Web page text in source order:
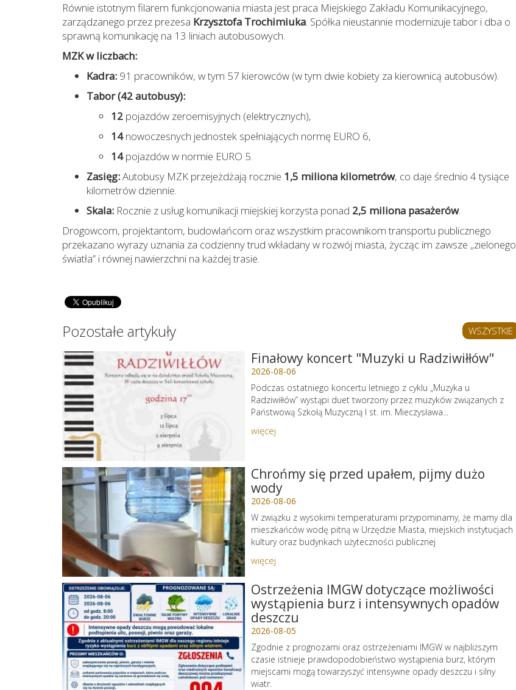
Równie istotnym filarem funkcjonowania miasta jest praca Miejskiego Zakładu Komunikacyjnego,
zarządzanego przez prezesa Krzysztofa Trochimiuka. Spółka nieustannie modernizuje tabor i dba o
sprawną komunikację na 13 liniach autobusowych.
MZK w liczbach:
Kadra: 91 pracowników, w tym 57 kierowców (w tym dwie kobiety za kierownicą autobusów).
Tabor (42 autobusy):
12 pojazdów zeroemisyjnych (elektrycznych),
14nowoczesnych jednostek spełniających normę EURO 6,
14pojazdów w normie EURO 5.
Zasięg:Autobusy MZK przejeżdżają rocznie 1,5 miliona kilometrów, co daje średnio 4 tysiące
kilometrów dziennie.
Skala: Rocznie z usług komunikacji miejskiej korzysta ponad 2,5 miliona pasażerów.
Drogowcom, projektantom, budowlańcom oraz wszystkim pracownikom transportu publicznego
przekazano wyrazy uznania za codzienny trud wkładany w rozwój miasta, życząc im zawsze „zielonego
światła” i równej nawierzchni na każdej trasie.
Pozostałe artykuły WSZYSTKIE
Finałowy koncert "Muzyki u Radziwiłłów"
2026-08-06
Podczas ostatniego koncertu letniego z cyklu „Muzyka u
Radziwiłłów” wystąpi duet tworzony przez muzyków związanych z
Państwową Szkołą Muzyczną I st. im. Mieczysława...
więcej
Chrońmy się przed upałem, pijmy dużo
wody
2026-08-06
W związku z wysokimi temperaturami przypominamy, że mamy dla
mieszkańców wodę pitną w Urzędzie Miasta, miejskich instytucjach
kultury oraz budynkach użyteczności publicznej
więcej
Ostrzeżenia IMGW dotyczące możliwości
wystąpienia burz i intensywnych opadów
deszczu
2026-08-05
Zgodnie z prognozami oraz ostrzeżeniami IMGW w najbliższym
czasie istnieje prawdopodobieństwo wystąpienia burz, którym
miejscami mogą towarzyszyć intensywne opady deszczu i silny
wiatr.